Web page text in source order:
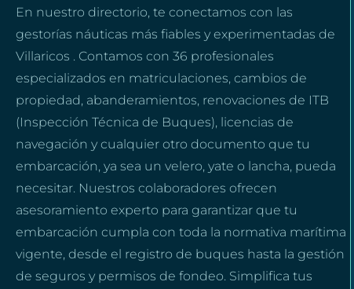
En nuestro directorio, te conectamos con las
gestorías náuticas más fiables y experimentadas de
Villaricos . Contamos con 36 profesionales
especializados en matriculaciones, cambios de
propiedad, abanderamientos, renovaciones de ITB
(Inspección Técnica de Buques), licencias de
navegación y cualquier otro documento que tu
embarcación, ya sea un velero, yate o lancha, pueda
necesitar. Nuestros colaboradores ofrecen
asesoramiento experto para garantizar que tu
embarcación cumpla con toda la normativa marítima
vigente, desde el registro de buques hasta la gestión
de seguros y permisos de fondeo. Simplifica tus